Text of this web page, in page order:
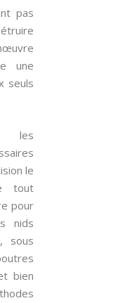
pas
une
seuls
les
le
tout
pour
nids
sous
bien